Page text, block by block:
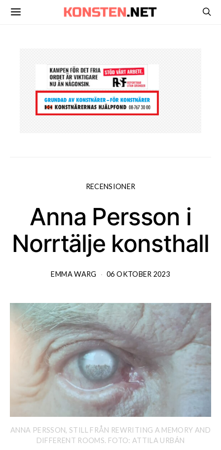
RECENSIONER
Anna Persson i
Norrtälje konsthall
EMMA WARG 06 OKTOBER 2023
ANNA PERSSON, STILL FRÅN REWRITING A MEMORY AND
DIFFERENT ROOMS. FOTO: ATTILA URBÁN